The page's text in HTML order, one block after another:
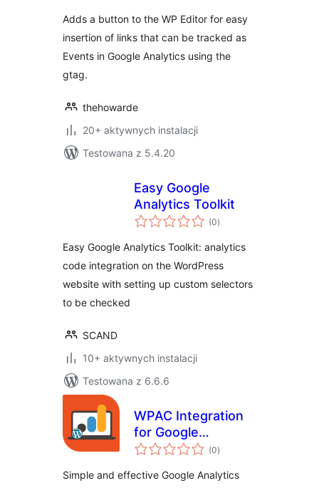
Adds a button to the WP Editor for easy
insertion of links that can be tracked as
Events in Google Analytics using the
gtag.
thehowarde
20+ aktywnych instalacji
Testowana z 5.4.20
Easy Google
Analytics Toolkit
(0wszystkich
ocen
)
Easy Google Analytics Toolkit: analytics
code integration on the WordPress
website with setting up custom selectors
to be checked
SCAND
10+ aktywnych instalacji
Testowana z 6.6.6
WPAC Integration
for Google
Analytics
(0wszystkich
ocen
)
Simple and effective Google Analytics